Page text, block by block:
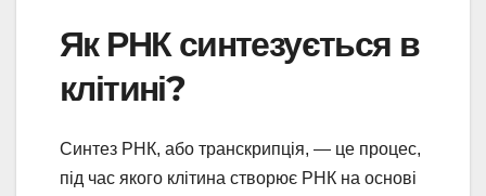
Як РНК синтезується в
клітині?
Синтез РНК, або транскрипція, — це процес,
під час якого клітина створює РНК на основі